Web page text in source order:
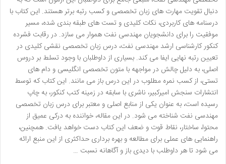
دنبال تقویت مهارت های زبان تخصصی و کسب رتبه برتر هستند. این کتاب با
درسنامه های کاربردی، نکات کلیدی و تست های طبقه بندی شده، مسیر
موفقیت را برای دانشجویان مهندسی نفت هموار می سازد. در رقابت فشرده
کنکور کارشناسی ارشد مهندسی نفت، درس زبان تخصصی نقشی کلیدی در
تعیین رتبه نهایی ایفا می کند. بسیاری از داوطلبان با وجود تسلط بر دروس
اصلی، به دلیل چالش در مواجهه با متون تخصصی انگلیسی و دام های
تستی، از کسب نمره مطلوب در این درس باز می مانند. این کتاب که توسط
انتشارات سنجش امیرکبیر، ناشری با سابقه در زمینه کتب کنکور، به چاپ
رسیده است، به عنوان یکی از منابع اصلی و معتبر برای درس زبان تخصصی
مهندسی نفت شناخته می شود. در این مقاله، خواننده به درکی عمیق از
محتوا، ساختار، نقاط قوت و ضعف این کتاب دست خواهد یافت. همچنین،
راهنمایی های عملی برای مطالعه و بهره برداری حداکثری از این منبع ارائه
می شود تا هر داوطلب با دیدی باز و آگاهانه نسبت …